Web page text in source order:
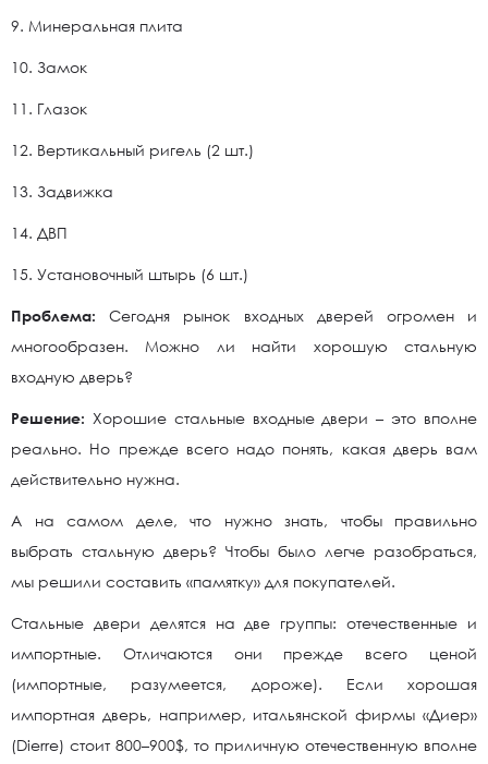
9. Минеральная плита
10. Замок
11. Глазок
12. Вертикальный ригель (2 шт.)
13. Задвижка
14. ДВП
15. Установочный штырь (6 шт.)
Проблема:Сегодня рынок входных дверей огромен и
многообразен. Можно ли найти хорошую стальную
входную дверь?
Решение: Хорошие стальные входные двери – это вполне
реально. Но прежде всего надо понять, какая дверь вам
действительно нужна.
А на самом деле, что нужно знать, чтобы правильно
выбрать стальную дверь? Чтобы было легче разобраться,
мы решили составить «памятку» для покупателей.
Стальные двери делятся на две группы: отечественные и
импортные. Отличаются они прежде всего ценой
(импортные, разумеется, дороже). Если хорошая
импортная дверь, например, итальянской фирмы «Диер»
(Dierre) стоит 800–900$, то приличную отечественную вполне